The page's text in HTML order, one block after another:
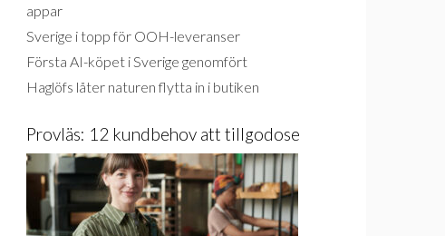
appar
Sverige i topp för OOH-leveranser
Första AI-köpet i Sverige genomfört
Haglöfs låter naturen flytta in i butiken
Provläs: 12 kundbehov att tillgodose